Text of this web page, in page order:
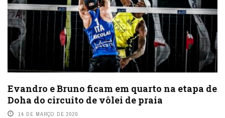
Evandro e Bruno ficam em quarto na etapa de
Doha do circuito de vôlei de praia
14 DE MARÇO DE 2020